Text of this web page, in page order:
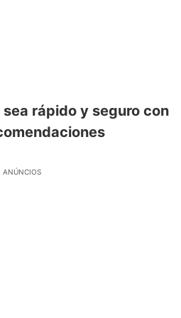
rápido y seguro con
ANÚNCIOS